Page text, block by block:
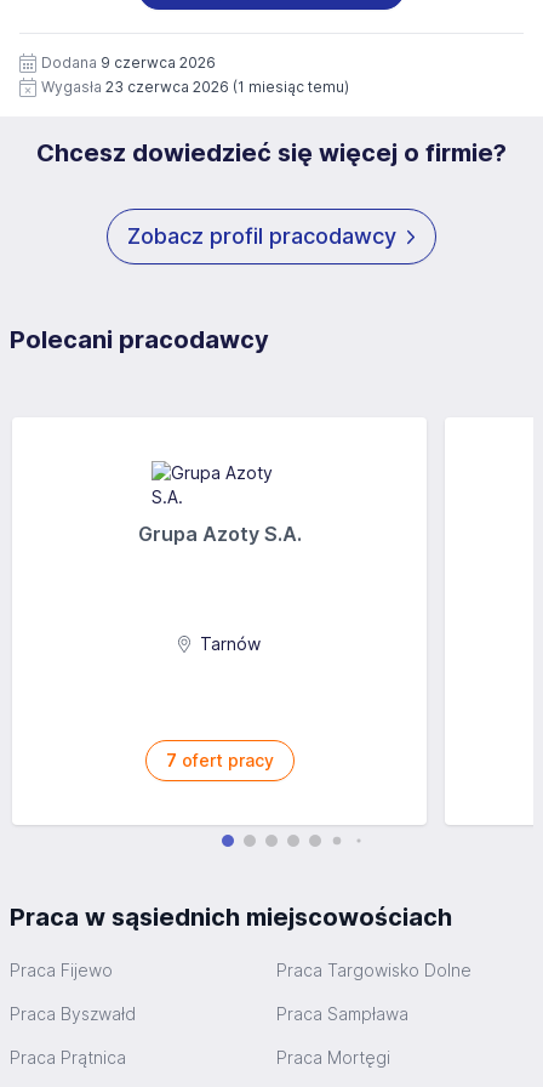
siedziby administratora.
https://www.workprofit.pl/klauzula-informacyjna.html
wizerunku), na potrzeby przyszłych rekrutacji przez okres
12 miesięcy. Zgoda jest dobrowolna i może być w każdym
czasie wycofana.
Dodana 9 czerwca 2026
Wygasła 23 czerwca 2026 (1 miesiąc temu)
Chcesz dowiedzieć się więcej o firmie?
Zobacz profil pracodawcy
Polecani pracodawcy
Grupa Azoty S.A.
Tarnów
7 ofert pracy
Praca w sąsiednich miejscowościach
Praca Fijewo Praca Targowisko Dolne
Praca Byszwałd Praca Sampława
Praca Prątnica Praca Mortęgi